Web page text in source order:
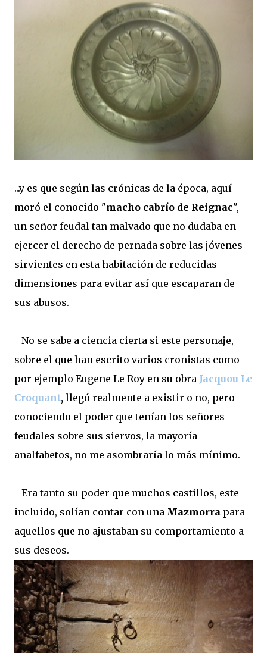
...y es que según las crónicas de la época, aquí
moró el conocido "macho cabrío de Reignac",
un señor feudal tan malvado que no dudaba en
ejercer el derecho de pernada sobre las jóvenes
sirvientes en esta habitación de reducidas
dimensiones para evitar así que escaparan de
sus abusos.
No se sabe a ciencia cierta si este personaje,
sobre el que han escrito varios cronistas como
por ejemplo Eugene Le Roy en su obra Jacquou Le
Croquant, llegó realmente a existir o no, pero
conociendo el poder que tenían los señores
feudales sobre sus siervos, la mayoría
analfabetos, no me asombraría lo más mínimo.
Era tanto su poder que muchos castillos, este
incluido, solían contar con una Mazmorra para
aquellos que no ajustaban su comportamiento a
sus deseos.